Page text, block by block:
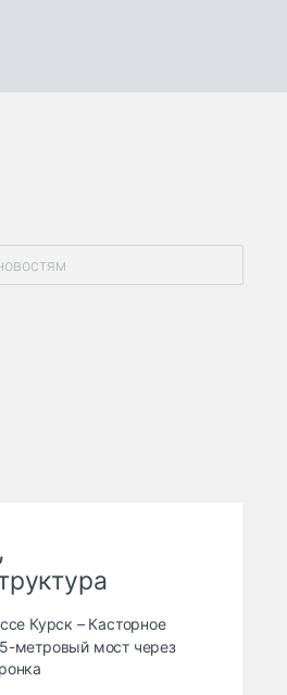
Курск – Касторное
метровый мост через